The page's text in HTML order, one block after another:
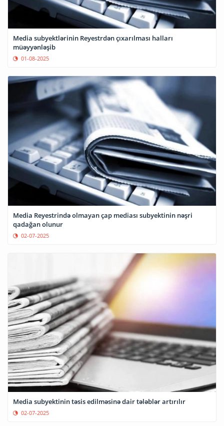
Media subyektlərinin Reyestrdən çıxarılması halları
müəyyənləşib
01-08-2025
Media Reyestrində olmayan çap mediası subyektinin nəşri
qadağan olunur
02-07-2025
Media subyektinin təsis edilməsinə dair tələblər artırılır
02-07-2025